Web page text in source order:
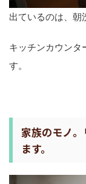
出ているのは、朝
キッチンカウンタ
す。
家族のモノ
ます。